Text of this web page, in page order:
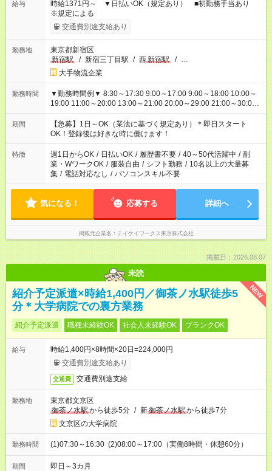
給与
時給1371円～ ▼日払いOK（規定あり） ■初勤務手当あり
※規定による
交通費別途支給あり
勤務地
東京都新宿区
新宿駅
/ 新宿三丁目駅 / 西新宿駅 / …
大手物流企業
勤務時間
▼勤務時間例▼ 8:30～17:30 9:00～17:00 9:00～18:00 10:00～
19:00 11:00～20:00 13:00～21:00 20:00～29:00 21:00～30:00
22:00～31:00 上記以外にもシフトパターンあり！ 短時間の勤務
もご紹介できる場合があるのでご相談ください！ ご都合に合わ
せてお仕事をご案内します＾＾
期間
【急募】1日～OK（業法に基づく規定あり）＊即日スタート
OK！登録後は好きな時に働けます！
特徴 週1日からOK / 日払いOK / 履歴書不要 / 40～50代活躍中 / 副
業・WワークOK / 服装自由 / シフト勤務 / 10名以上の大量募
集 / 電話対応なし / パソコンスキル不要
気になる！ 応募する 詳細へ
掲載元企業名 テイケイワークス東京株式会社
掲載日：2026.08.07
未読
NEW
紹介予定派遣×時給1,400円／御茶ノ水駅徒歩5
分＊大学病院での裏方業務
紹介予定派遣 職種未経験OK 社会人未経験OK ブランクOK
給与
時給1,400円×8時間×20日=224,000円
交通費別途支給あり
交通費 交通費別途支給
勤務地
東京都文京区
御茶ノ水駅から徒歩5分 / 新御茶ノ水駅から徒歩7分
文京区の大学病院
勤務時間 (1)07:30～16:30 (2)08:00～17:00（実働8時間・休憩60分）
期間 即日～3カ月